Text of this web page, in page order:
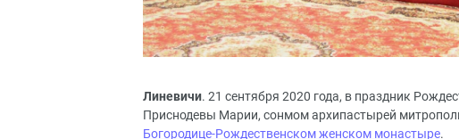
Линевичи. 21 сентября 2020 года, в праздник
Приснодевы Марии, сонмом архипастырей
Богородице-Рождественском женском монастыре.